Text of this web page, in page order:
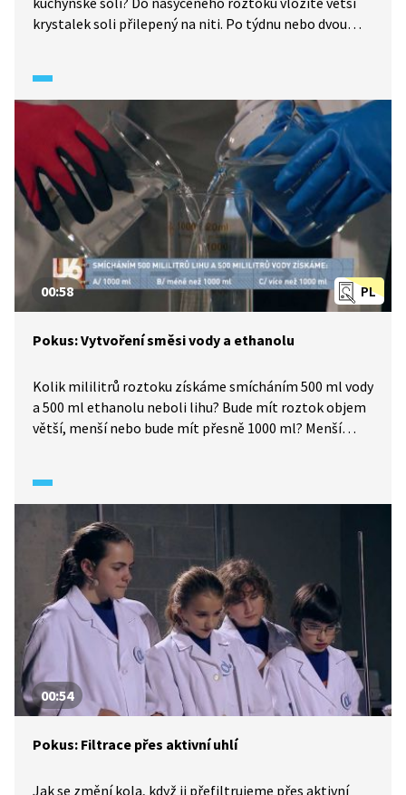
krystalek soli přilepený na niti. Po týdnu nebo dvou
PL
00:58
Pokus: Vytvoření směsi vody a ethanolu
Kolik mililitrů roztoku získáme smícháním 500 ml vody
a 500 ml ethanolu neboli lihu? Bude mít roztok objem
větší, menší nebo bude mít přesně 1000 ml? Menší
00:54
Pokus: Filtrace přes aktivní uhlí
Jak se změní kola, když ji přefiltrujeme přes aktivní